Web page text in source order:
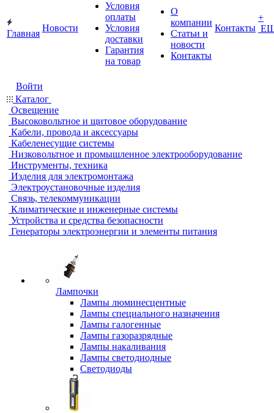
Главная
Новости
Условия
оплаты
Условия
доставки
Гарантия
на товар
О
компании
Статьи и
новости
Контакты
Контакты
+
Войти
Каталог
Освещение
Высоковольтное и щитовое оборудование
Кабели, провода и аксессуары
Кабеленесущие системы
Низковольтное и промышленное электрооборудование
Инструменты, техника
Изделия для электромонтажа
Электроустановочные изделия
Связь, телекоммуникации
Климатические и инженерные системы
Устройства и средства безопасности
Генераторы электроэнергии и элементы питания
Лампочки
Лампы люминесцентные
Лампы специального назначения
Лампы галогенные
Лампы газоразрядные
Лампы накаливания
Лампы светодиодные
Светодиоды